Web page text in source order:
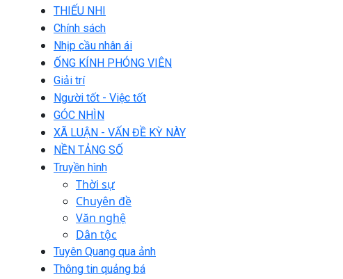
THIẾU NHI
Chính sách
Nhịp cầu nhân ái
ỐNG KÍNH PHÓNG VIÊN
Giải trí
Người tốt - Việc tốt
GÓC NHÌN
XÃ LUẬN - VẤN ĐỀ KỲ NÀY
NỀN TẢNG SỐ
Truyền hình
Thời sự
Chuyên đề
Văn nghệ
Dân tộc
Tuyên Quang qua ảnh
Thông tin quảng bá